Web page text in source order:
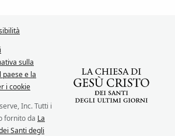
sulla
paese e la
i cookie
Inc. Tutti i
fornito da La
Santi degli